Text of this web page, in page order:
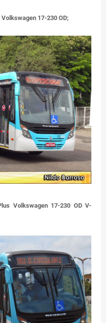
17-230 OD;
Volkswagen 17-230 OD V-